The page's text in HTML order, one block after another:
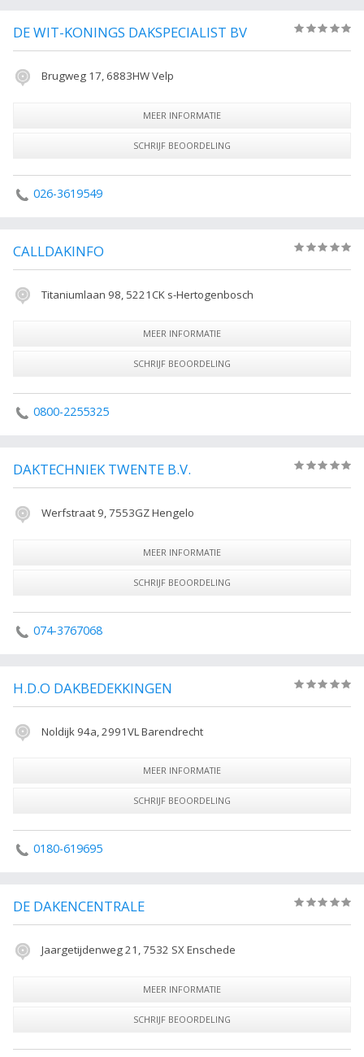
DE WIT-KONINGS DAKSPECIALIST BV
Brugweg 17, 6883HW Velp
MEER INFORMATIE
SCHRIJF BEOORDELING
026-3619549
CALLDAKINFO
Titaniumlaan 98, 5221CK s-Hertogenbosch
MEER INFORMATIE
SCHRIJF BEOORDELING
0800-2255325
DAKTECHNIEK TWENTE B.V.
Werfstraat 9, 7553GZ Hengelo
MEER INFORMATIE
SCHRIJF BEOORDELING
074-3767068
H.D.O DAKBEDEKKINGEN
Noldijk 94a, 2991VL Barendrecht
MEER INFORMATIE
SCHRIJF BEOORDELING
0180-619695
DE DAKENCENTRALE
Jaargetijdenweg 21, 7532 SX Enschede
MEER INFORMATIE
SCHRIJF BEOORDELING